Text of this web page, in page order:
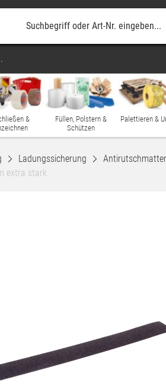
&
Füllen, Polstern &
Schützen
Palettieren &
Ladungssicherung
extra stark